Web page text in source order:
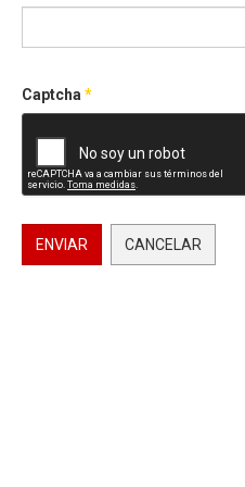
Captcha *
ENVIAR CANCELAR